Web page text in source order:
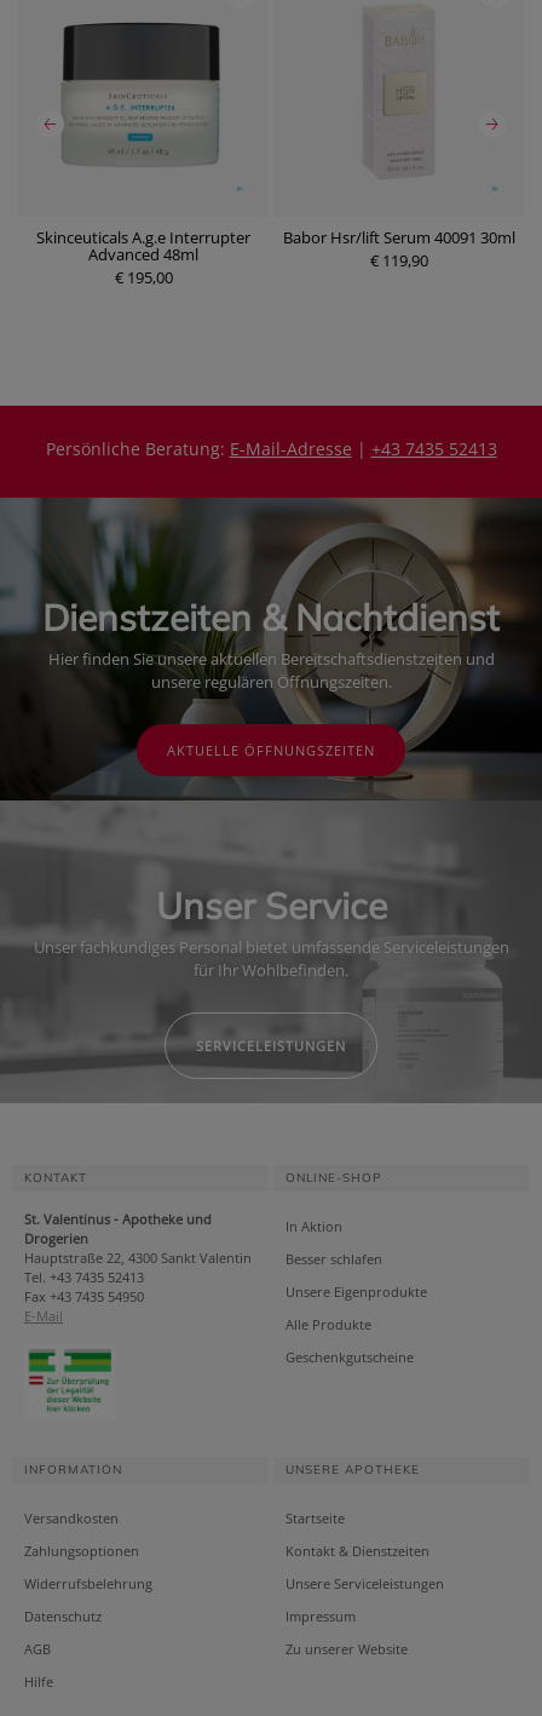
Skinceuticals A.g.e Interrupter
Advanced 48ml
€ 195,00
Babor Hsr/lift Serum 40091 30ml
€ 119,90
Persönliche Beratung: E-Mail-Adresse | +43 7435 52413
Dienstzeiten & Nachtdienst
Hier finden Sie unsere aktuellen Bereitschaftsdienstzeiten und
unsere regulären Öffnungszeiten.
AKTUELLE ÖFFNUNGSZEITEN
Unser Service
Unser fachkundiges Personal bietet umfassende Serviceleistungen
für Ihr Wohlbefinden.
SERVICELEISTUNGEN
KONTAKT
St. Valentinus - Apotheke und
Drogerien
Hauptstraße 22, 4300 Sankt Valentin
Tel. +43 7435 52413
Fax +43 7435 54950
E-Mail
ONLINE-SHOP
In Aktion
Besser schlafen
Unsere Eigenprodukte
Alle Produkte
Geschenkgutscheine
INFORMATION
Versandkosten
Zahlungsoptionen
Widerrufsbelehrung
Datenschutz
AGB
Hilfe
UNSERE APOTHEKE
Startseite
Kontakt & Dienstzeiten
Unsere Serviceleistungen
Impressum
Zu unserer Website